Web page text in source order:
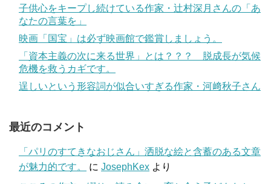
子供心をキープし続けている作家・辻村深月さんの「あ
なたの言葉を」
映画「国宝」は必ず映画館で鑑賞しましょう。
「資本主義の次に来る世界」とは？？？ 脱成長が気候
危機を救うカギです。
逞しいという形容詞が似合いすぎる作家・河﨑秋子さん
最近のコメント
「パリのすてきなおじさん」洒脱な絵と含蓄のある文章
が魅力的です。
に JosephKex より